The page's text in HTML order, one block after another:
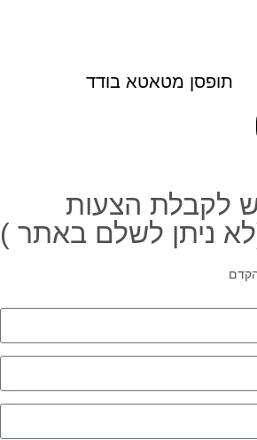
תופסן מטאטא בודד
הצעות
ניתן לשלם באתר )